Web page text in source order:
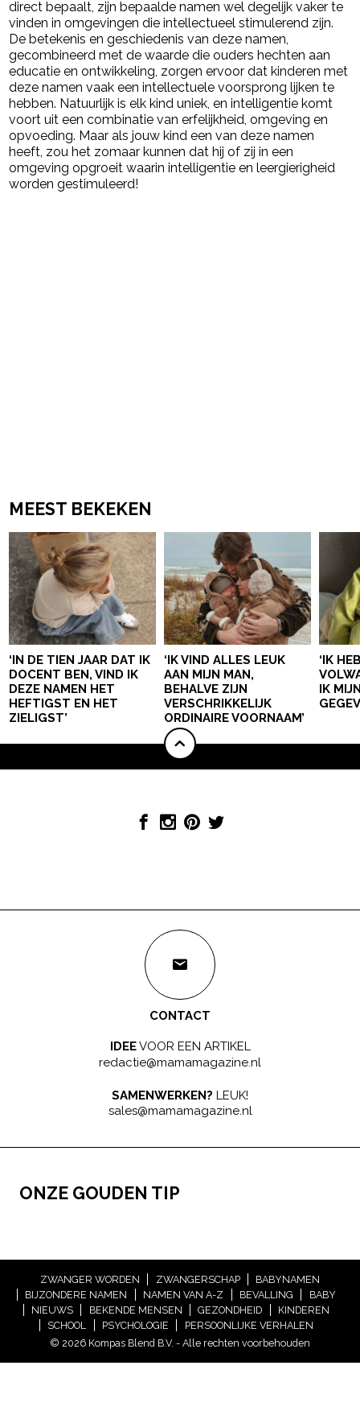
direct bepaalt, zijn bepaalde namen wel degelijk vaker te
vinden in omgevingen die intellectueel stimulerend zijn.
De betekenis en geschiedenis van deze namen,
gecombineerd met de waarde die ouders hechten aan
educatie en ontwikkeling, zorgen ervoor dat kinderen met
deze namen vaak een intellectuele voorsprong lijken te
hebben. Natuurlijk is elk kind uniek, en intelligentie komt
voort uit een combinatie van erfelijkheid, omgeving en
opvoeding. Maar als jouw kind een van deze namen
heeft, zou het zomaar kunnen dat hij of zij in een
omgeving opgroeit waarin intelligentie en leergierigheid
worden gestimuleerd!
MEEST BEKEKEN
‘IN DE TIEN JAAR DAT IK
DOCENT BEN, VIND IK
DEZE NAMEN HET
HEFTIGST EN HET
ZIELIGST’
‘IK VIND ALLES LEUK
AAN MIJN MAN,
BEHALVE ZIJN
VERSCHRIKKELIJK
ORDINAIRE VOORNAAM’
‘IK
IK
CONTACT
IDEEVOOR EEN ARTIKEL
redactie@mamamagazine.nl
SAMENWERKEN? LEUK!
sales@mamamagazine.nl
ONZE GOUDEN TIP
ZWANGER WORDEN ZWANGERSCHAP
BABYNAMEN
BIJZONDERE NAMEN
NAMEN VAN A-Z BEVALLING
BABY
NIEUWS
BEKENDE MENSEN GEZONDHEID
KINDEREN
SCHOOL
PSYCHOLOGIE
PERSOONLIJKE VERHALEN
© 2026 Kompas Blend B.V. - Alle rechten voorbehouden